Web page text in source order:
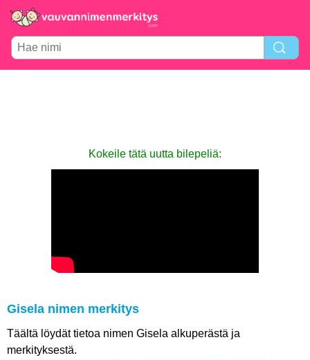
Kokeile tätä uutta bilepeliä:
Gisela nimen merkitys
Täältä löydät tietoa nimen Gisela alkuperästä ja
merkityksestä.